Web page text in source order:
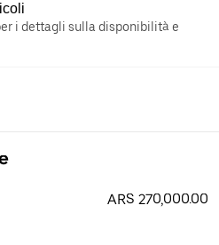
i dettagli sulla disponibilità e
ARS 270,000.00